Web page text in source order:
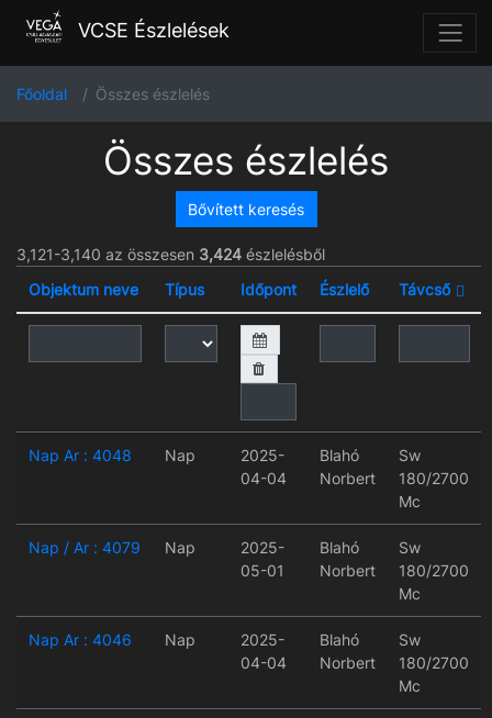
VCSE Észlelések
Főoldal Összes észlelés
Összes észlelés
Bővített keresés
3,121-3,140 az összesen 3,424 észlelésből
Objektum neve
Típus Időpont Észlelő Távcső
Nap Ar : 4048 Nap
2025-
04-04
Blahó
Norbert
Sw
180/2700
Mc
Nap / Ar : 4079 Nap
2025-
05-01
Blahó
Norbert
Sw
180/2700
Mc
Nap Ar : 4046 Nap
2025-
04-04
Blahó
Norbert
Sw
180/2700
Mc